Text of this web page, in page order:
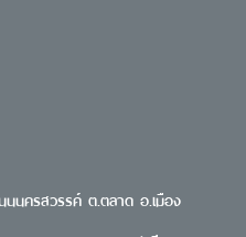
นครสวรรค์ ต.ตลาด อ.เมือง